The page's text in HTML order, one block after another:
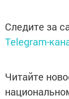
Следите за
Telegram-
Читайте